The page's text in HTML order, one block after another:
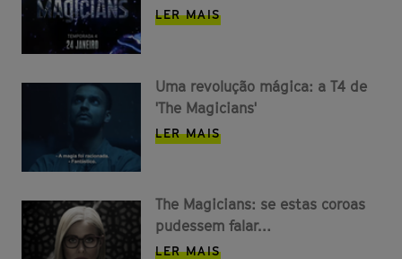
LER MAIS
Uma revolução mágica: a T4 de
'The Magicians'
LER MAIS
The Magicians: se estas coroas
pudessem falar…
LER MAIS